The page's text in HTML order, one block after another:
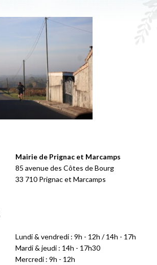
Mairie de Prignac et Marcamps
85 avenue des Côtes de Bourg
33 710 Prignac et Marcamps
Lundi & vendredi : 9h - 12h / 14h - 17h
Mardi & jeudi : 14h - 17h30
Mercredi : 9h - 12h